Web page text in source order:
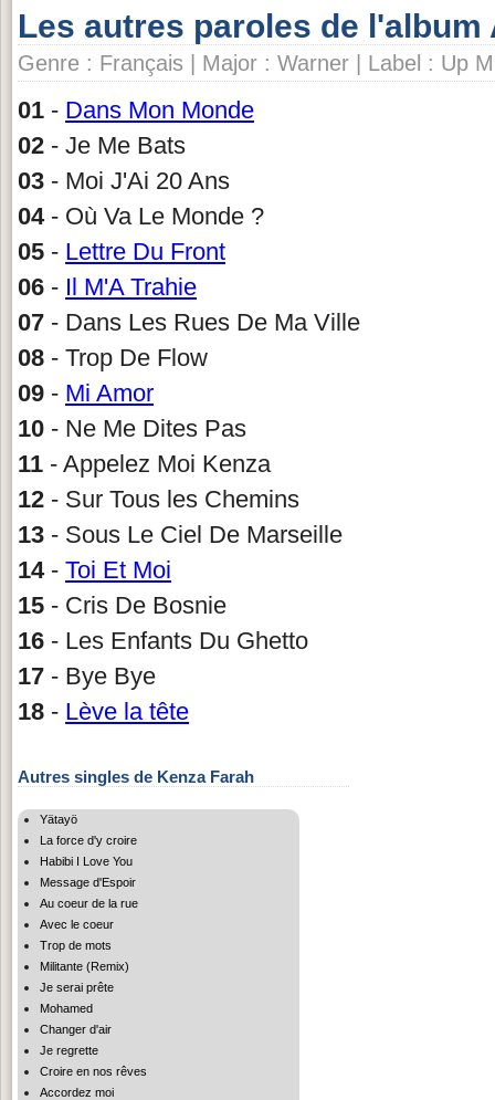
Les autres paroles de l'album
Genre : Français | Major : Warner | Label : Up
01 - Dans Mon Monde
02 - Je Me Bats
03 - Moi J'Ai 20 Ans
04- Où Va Le Monde ?
05 - Lettre Du Front
06 - Il M'A Trahie
07 - Dans Les Rues De Ma Ville
08 - Trop De Flow
09 - Mi Amor
10 - Ne Me Dites Pas
11 - Appelez Moi Kenza
12 - Sur Tous les Chemins
13 - Sous Le Ciel De Marseille
14- Toi Et Moi
15 - Cris De Bosnie
16 - Les Enfants Du Ghetto
17 - Bye Bye
18 - Lève la tête
Autres singles de Kenza Farah
Yätayö
La force d'y croire
Habibi I Love You
Message d'Espoir
Au coeur de la rue
Avec le coeur
Trop de mots
Militante (Remix)
Je serai prête
Mohamed
Changer d'air
Je regrette
Croire en nos rêves
Accordez moi